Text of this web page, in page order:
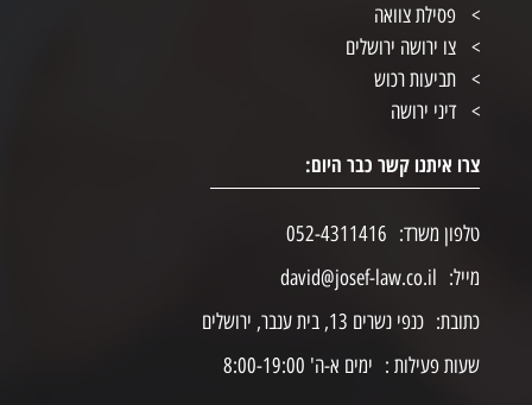
פסילת צוואה
צו ירושה ירושלים
תביעות רכוש
דיני ירושה
צרו איתנו קשר כבר היום:
טלפון משרד: 052-4311416
מייל: david@josef-law.co.il
כתובת: כנפי נשרים 13, בית ענבר, ירושלים
שעות פעילות : ימים א-ה' 8:00-19:00